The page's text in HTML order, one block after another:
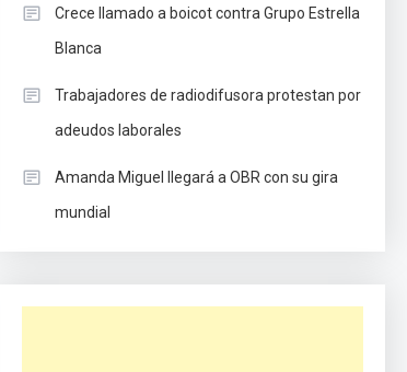
Crece llamado a boicot contra Grupo Estrella
Blanca
Trabajadores de radiodifusora protestan por
adeudos laborales
Amanda Miguel llegará a OBR con su gira
mundial